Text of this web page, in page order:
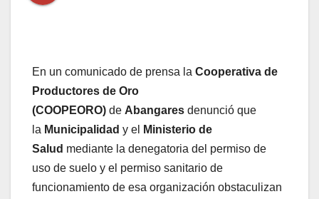
En un comunicado de prensa la Cooperativa de
Productores de Oro
(COOPEORO) de Abangares denunció que
la Municipalidad y el
Ministerio de
Salud mediante la denegatoria del permiso de
uso de suelo y el permiso sanitario de
funcionamiento de esa organización obstaculizan